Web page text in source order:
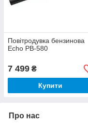
Повітродувка бензинова
Echo PB-580
7 499 ₴
Купити
Про нас